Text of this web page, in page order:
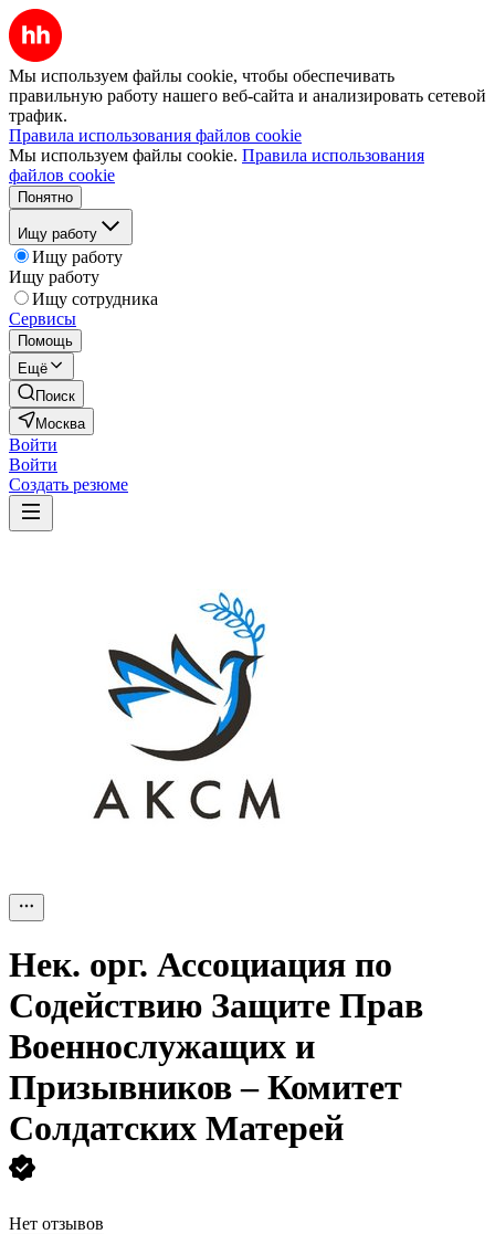
Мы используем файлы cookie, чтобы обеспечивать
правильную работу нашего веб-сайта и анализировать сетевой
трафик.
Правила использования файлов cookie
Мы используем файлы cookie. Правила использования
файлов cookie
Понятно
Ищу работу
Ищу работу
Ищу работу
Ищу сотрудника
Сервисы
Помощь
Ещё
Поиск
Москва
Войти
Войти
Создать резюме
Нек. орг. Ассоциация по
Содействию Защите Прав
Военнослужащих и
Призывников – Комитет
Солдатских Матерей
Нет отзывов